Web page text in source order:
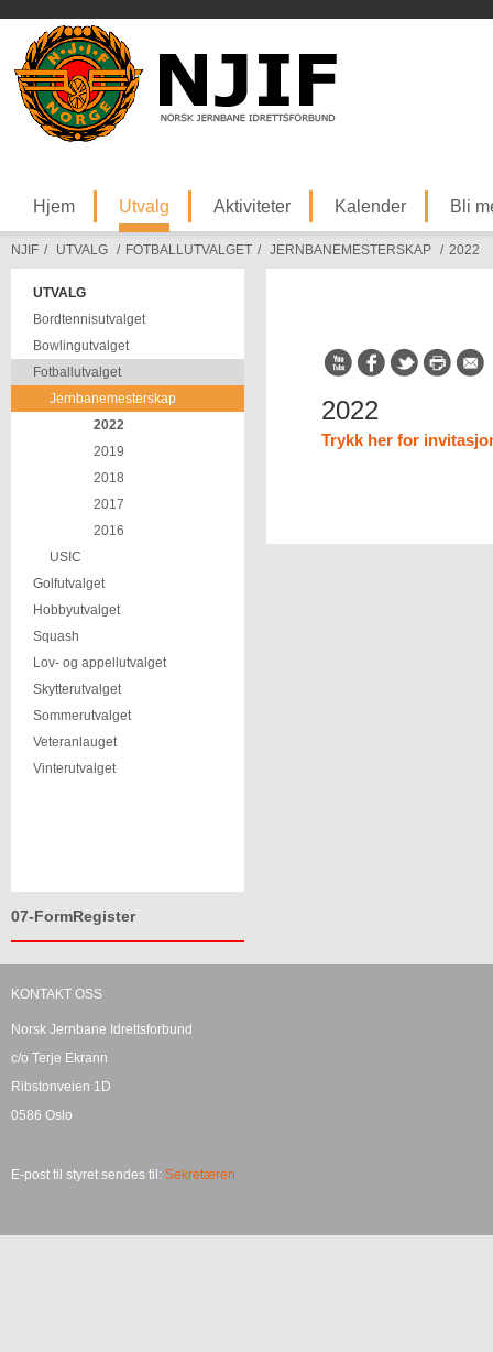
Hjem Utvalg Aktiviteter Kalender Bli
NJIF / UTVALG / FOTBALLUTVALGET / JERNBANEMESTERSKAP / 2022
UTVALG
Bordtennisutvalget
Bowlingutvalget
Fotballutvalget
Jernbanemesterskap
2022
2019
2018
2017
2016
USIC
Golfutvalget
Hobbyutvalget
Squash
Lov- og appellutvalget
Skytterutvalget
Sommerutvalget
Veteranlauget
Vinterutvalget
07-FormRegister
2022
Trykk her for
KONTAKT OSS
Norsk Jernbane Idrettsforbund
c/o Terje Ekrann
Ribstonveien 1D
0586 Oslo
E-post til styret sendes til: Sekretæren